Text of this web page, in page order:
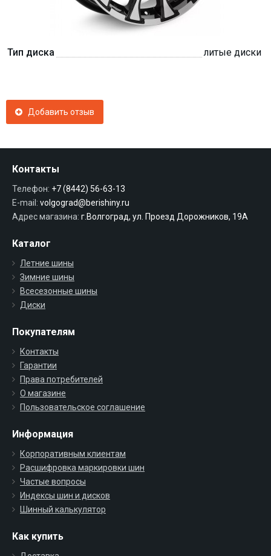
Тип диска литые диски
Добавить отзыв
Контакты
Телефон: +7 (8442) 56-63-13
E-mail: volgograd@berishiny.ru
Адрес магазина: г.Волгоград, ул. Проезд Дорожников, 19А
Каталог
Летние шины
Зимние шины
Всесезонные шины
Диски
Покупателям
Контакты
Гарантии
Права потребителей
О магазине
Пользовательское соглашение
Информация
Корпоративным клиентам
Расшифровка маркировки шин
Частые вопросы
Индексы шин и дисков
Шинный калькулятор
Как купить